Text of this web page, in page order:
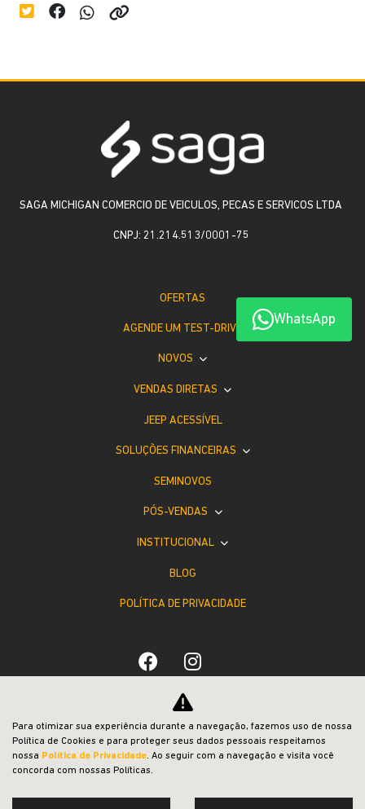
WhatsApp
SAGA MICHIGAN COMERCIO DE VEICULOS, PECAS E SERVICOS LTDA
CNPJ: 21.214.513/0001-75
OFERTAS
AGENDE UM TEST-DRIVE
NOVOS
VENDAS DIRETAS
JEEP ACESSÍVEL
SOLUÇÕES FINANCEIRAS
SEMINOVOS
PÓS-VENDAS
INSTITUCIONAL
BLOG
POLÍTICA DE PRIVACIDADE
Desacelere. Seu bem maior é a vida.
Para otimizar sua experiência durante a navegação, fazemos uso de nossa
Política de Cookies e para proteger seus dados pessoais respeitamos
nossa Política de Privacidade. Ao seguir com a navegação e visita você
concorda com nossas Políticas.